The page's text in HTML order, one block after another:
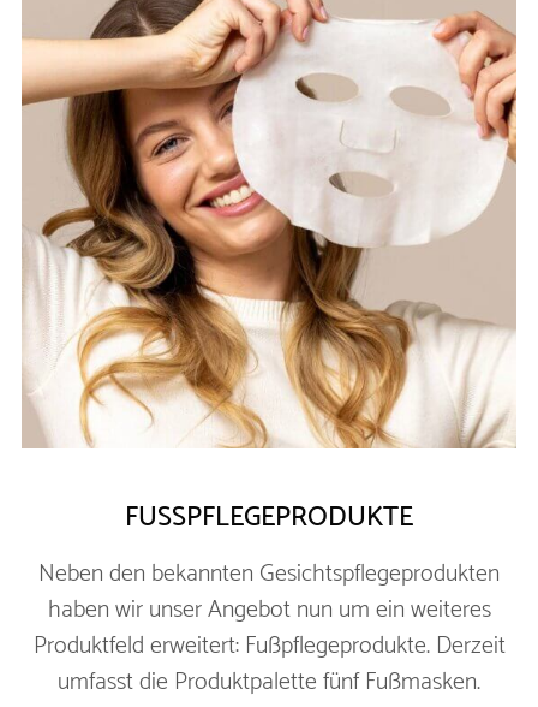
FUSSPFLEGEPRODUKTE
Neben den bekannten Gesichtspflegeprodukten
haben wir unser Angebot nun um ein weiteres
Produktfeld erweitert: Fußpflegeprodukte. Derzeit
umfasst die Produktpalette fünf Fußmasken.